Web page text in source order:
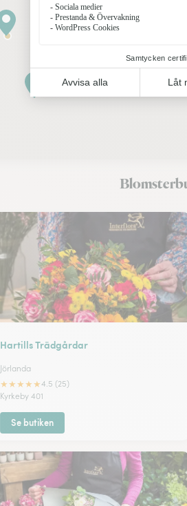
Hartills Trädgårdar
Jörlanda
★★★★★4.5 (25)
Kyrkeby 401
Se butiken